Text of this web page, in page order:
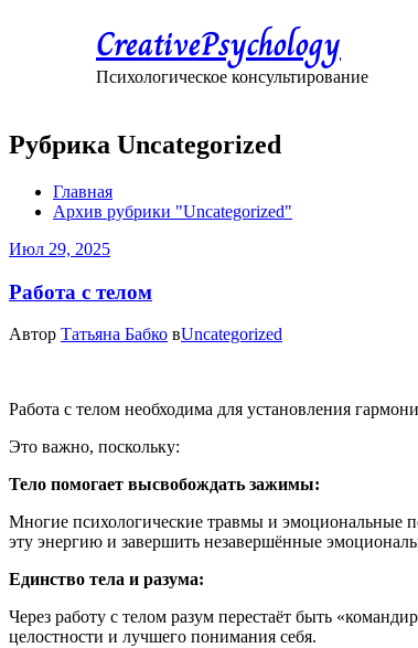
CreativePsychology
Психологическое консультирование
Рубрика Uncategorized
Главная
Архив рубрики "Uncategorized"
Июл 29, 2025
Работа с телом
Автор Татьяна Бабко вUncategorized
Работа с телом необходима для установления
Это важно, поскольку:
Тело помогает высвобождать зажимы:
Многие психологические травмы и эмоциональные
эту энергию и завершить незавершённые
Единство тела и разума:
Через работу с телом разум перестаёт быть
целостности и лучшего понимания себя.